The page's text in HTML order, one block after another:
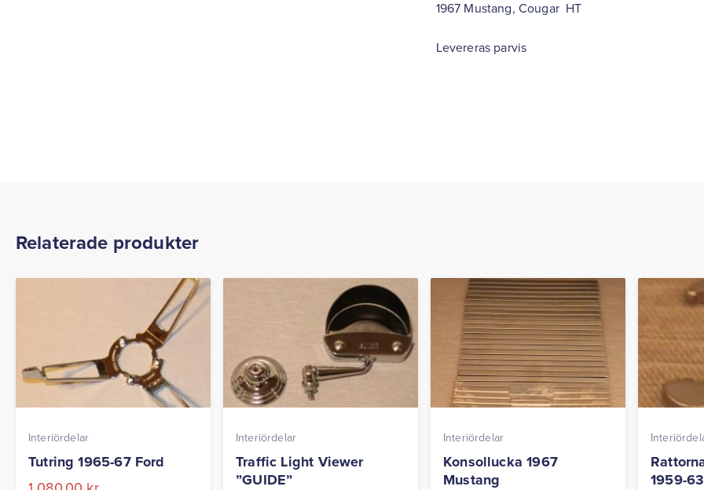
1967 Mustang, Cougar HT
Levereras parvis
Relaterade produkter
Interiördelar
Tutring 1965-67 Ford
Interiördelar
Traffic Light Viewer
”GUIDE”
Interiördelar
Konsollucka 1967
Mustang
1959-